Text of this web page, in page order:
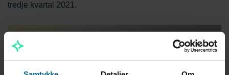
tredje kvartal 2021.